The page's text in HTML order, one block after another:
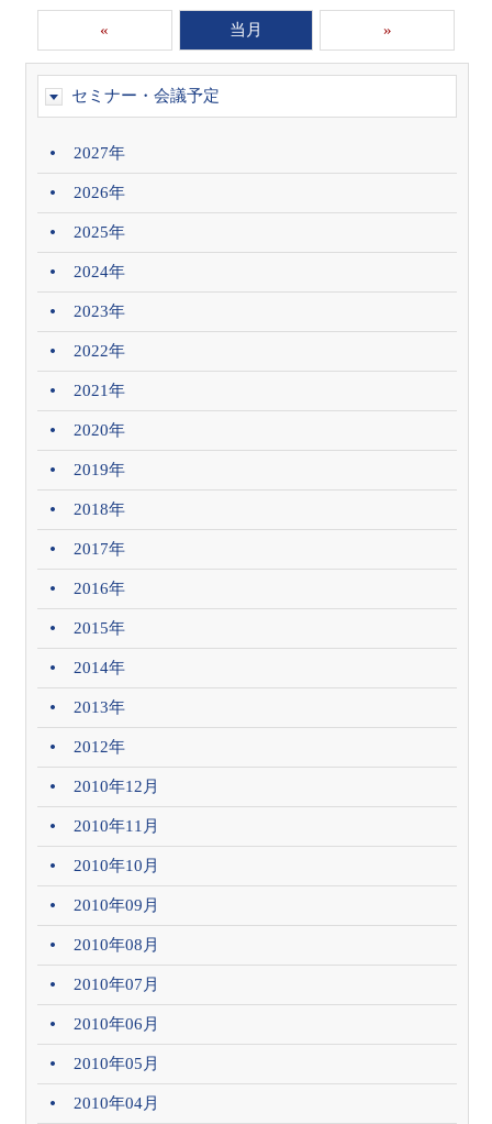
« 当月 »
セミナー・会議予定
2027年
2026年
2025年
2024年
2023年
2022年
2021年
2020年
2019年
2018年
2017年
2016年
2015年
2014年
2013年
2012年
2010年12月
2010年11月
2010年10月
2010年09月
2010年08月
2010年07月
2010年06月
2010年05月
2010年04月